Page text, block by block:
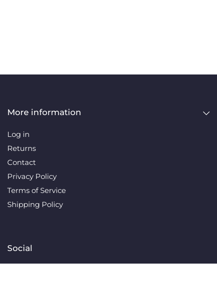
More information
Log in
Returns
Contact
Privacy Policy
Terms of Service
Shipping Policy
Social